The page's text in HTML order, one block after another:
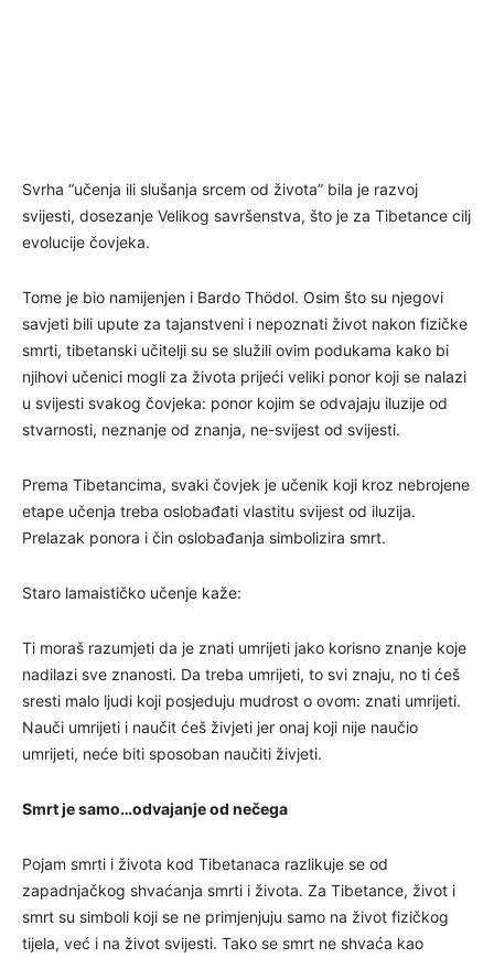
Svrha “učenja ili slušanja srcem od života” bila je razvoj
svijesti, dosezanje Velikog savršenstva, što je za Tibetance cilj
evolucije čovjeka.
Tome je bio namijenjen i Bardo Thödol. Osim što su njegovi
savjeti bili upute za tajanstveni i nepoznati život nakon fizičke
smrti, tibetanski učitelji su se služili ovim podukama kako bi
njihovi učenici mogli za života prijeći veliki ponor koji se nalazi
u svijesti svakog čovjeka: ponor kojim se odvajaju iluzije od
stvarnosti, neznanje od znanja, ne-svijest od svijesti.
Prema Tibetancima, svaki čovjek je učenik koji kroz nebrojene
etape učenja treba oslobađati vlastitu svijest od iluzija.
Prelazak ponora i čin oslobađanja simbolizira smrt.
Staro lamaističko učenje kaže:
Ti moraš razumjeti da je znati umrijeti jako korisno znanje koje
nadilazi sve znanosti. Da treba umrijeti, to svi znaju, no ti ćeš
sresti malo ljudi koji posjeduju mudrost o ovom: znati umrijeti.
Nauči umrijeti i naučit ćeš živjeti jer onaj koji nije naučio
umrijeti, neće biti sposoban naučiti živjeti.
Smrt je samo…odvajanje od nečega
Pojam smrti i života kod Tibetanaca razlikuje se od
zapadnjačkog shvaćanja smrti i života. Za Tibetance, život i
smrt su simboli koji se ne primjenjuju samo na život fizičkog
tijela, već i na život svijesti. Tako se smrt ne shvaća kao